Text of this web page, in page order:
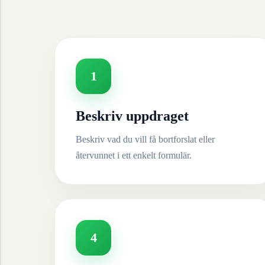
1
Beskriv uppdraget
Beskriv vad du vill få bortforslat eller
återvunnet i ett enkelt formulär.
4